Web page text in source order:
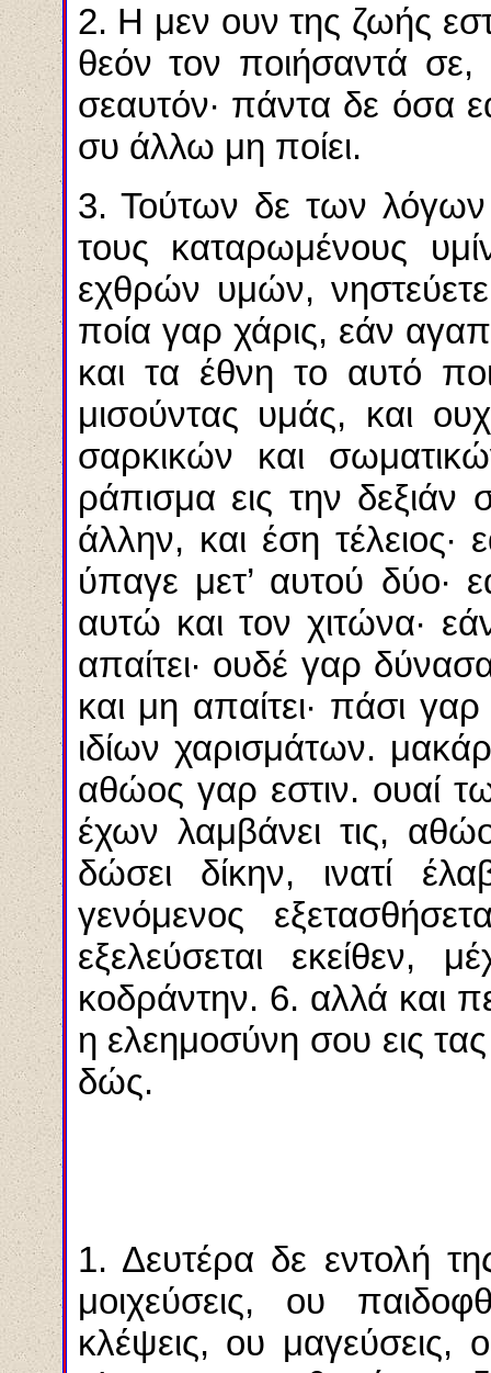
2. Η μεν ουν της ζωής
θεόν τον ποιήσαντά
σεαυτόν· πάντα δε όσα
συ άλλω μη ποίει.
3. Τούτων δε των λόγων
τους καταρωμένους
εχθρών υμών,
ποία γαρ χάρις, εάν
και τα έθνη το αυτό
μισούντας υμάς, και
σαρκικών και
ράπισμα εις την
άλλην, και έση τέλειος·
ύπαγε μετ’ αυτού δύο·
αυτώ και τον χιτώνα·
απαίτει· ουδέ γαρ
και μη απαίτει· πάσι
ιδίων χαρισμάτων.
αθώος γαρ εστιν. ουαί
έχων λαμβάνει τις,
δώσει δίκην, ινατί
γενόμενος
εξελεύσεται εκείθεν,
κοδράντην. 6. αλλά και
η ελεημοσύνη σου εις
δώς.
1. Δευτέρα δε εντολή
μοιχεύσεις, ου
κλέψεις, ου μαγεύσεις,